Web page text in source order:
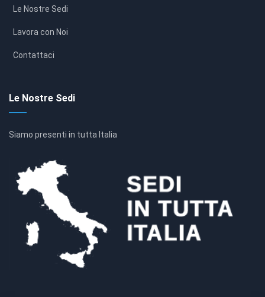
Le Nostre Sedi
Lavora con Noi
Contattaci
Le Nostre Sedi
Siamo presenti in tutta Italia